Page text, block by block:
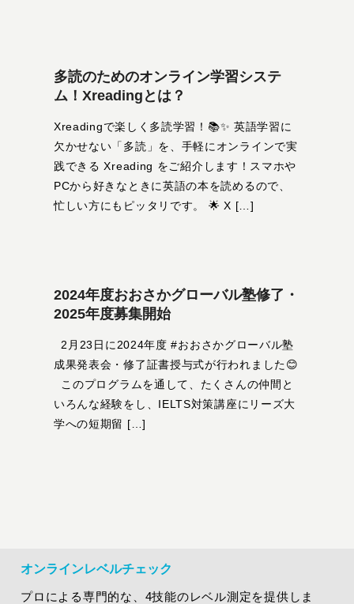
多読のためのオンライン学習システ
ム！Xreadingとは？
Xreadingで楽しく多読学習！📚✨ 英語学習に
欠かせない「多読」を、手軽にオンラインで実
践できる Xreading をご紹介します！スマホや
PCから好きなときに英語の本を読めるので、
忙しい方にもピッタリです。 🌟 X […]
2024年度おおさかグローバル塾修了・
2025年度募集開始
2月23日に2024年度 #おおさかグローバル塾
成果発表会・修了証書授与式が行われました😊
このプログラムを通して、たくさんの仲間と
いろんな経験をし、IELTS対策講座にリーズ大
学への短期留 […]
オンラインレベルチェック
プロによる専門的な、4技能のレベル測定を提供しま